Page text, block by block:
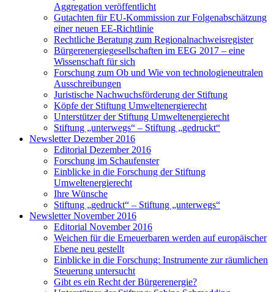
Aggregation veröffentlicht
Gutachten für EU-Kommission zur Folgenabschätzung
einer neuen EE-Richtlinie
Rechtliche Beratung zum Regionalnachweisregister
Bürgerenergiegesellschaften im EEG 2017 – eine
Wissenschaft für sich
Forschung zum Ob und Wie von technologieneutralen
Ausschreibungen
Juristische Nachwuchsförderung der Stiftung
Köpfe der Stiftung Umweltenergierecht
Unterstützer der Stiftung Umweltenergierecht
Stiftung „unterwegs“ – Stiftung „gedruckt“
Newsletter Dezember 2016
Editorial Dezember 2016
Forschung im Schaufenster
Einblicke in die Forschung der Stiftung
Umweltenergierecht
Ihre Wünsche
Stiftung „gedruckt“ – Stiftung „unterwegs“
Newsletter November 2016
Editorial November 2016
Weichen für die Erneuerbaren werden auf europäischer
Ebene neu gestellt
Einblicke in die Forschung: Instrumente zur räumlichen
Steuerung untersucht
Gibt es ein Recht der Bürgerenergie?